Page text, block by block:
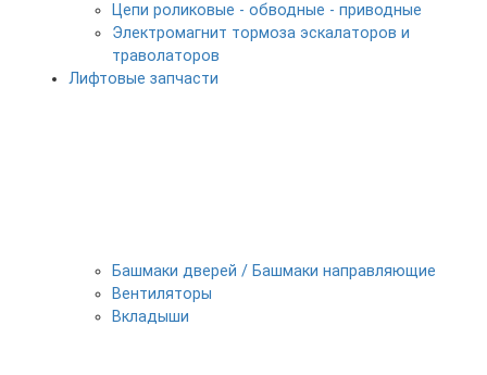
Цепи роликовые - обводные - приводные
Электромагнит тормоза эскалаторов и
траволаторов
Лифтовые запчасти
Башмаки дверей / Башмаки направляющие
Вентиляторы
Вкладыши